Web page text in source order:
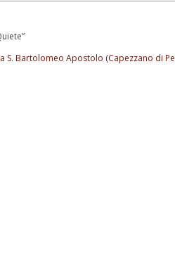
S. Bartolomeo Apostolo (Capezzano di